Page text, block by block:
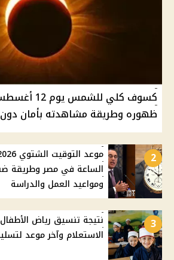
ظهوره وطريقة مشاهدته بأمان دون
2
الساعة في مصر وطريقة
ومواعيد العمل والدراسة
3
نتيجة تنسيق رياض الأطفال
الاستعلام وآخر موعد